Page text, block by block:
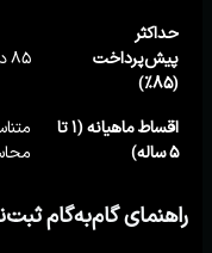
حداکثر
پیش‌پرداخت
(۸۵٪)
۸۵ درصد قیمت روز خودرو
اقساط ماهیانه (۱ تا
۵ ساله)
راهنمای گام‌به‌گام